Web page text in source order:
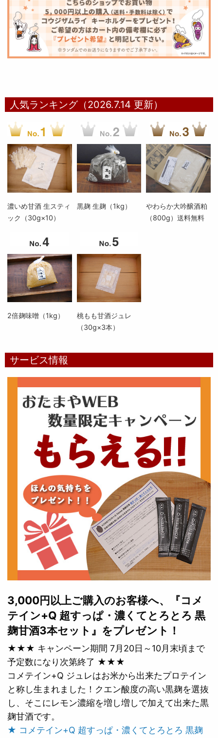
人気ランキング（2026.7.14 更新）
濃いめ甘酒 生スティ
ック（30g×10）
黒麹 生麹（1kg）
やわらか大吟醸酒粕
（800g）送料無料
2倍麹味噌（1kg）
桃もも甘酒ジュレ
（30g×3本）
サービス情報
3,000円以上ご購入のお客様へ、『コメ
テイン+Q 超すっぱ・濃くてとろとろ 黒
麹甘酒3本セット』をプレゼント！
★★★ キャンペーン期間 7月20日～10月末頃まで
予定数になり次第終了 ★★★
コメテイン+Q ジュレはお米から出来たプロテイン
と称し生まれました！クエン酸度の高い黒麹を選抜
し、そこにレモン濃縮を増し増しで加えて出来た黒
麹甘酒です。
★ コメテイン+Q 超すっぱ・濃くてとろとろ 黒麹